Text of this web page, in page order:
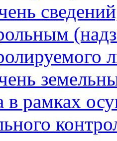
в рамках